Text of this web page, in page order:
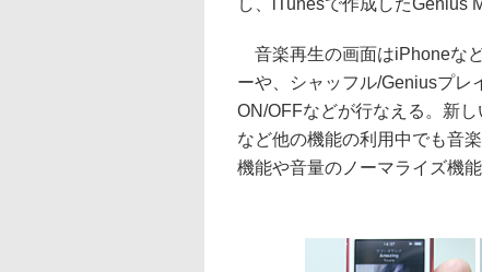
し、iTunesで作成したGenius
音楽再生の画面はiPhoneな
ーや、シャッフル/Geniusプレ
ON/OFFなどが行なえる。新
など他の機能の利用中でも音
機能や音量のノーマライズ機